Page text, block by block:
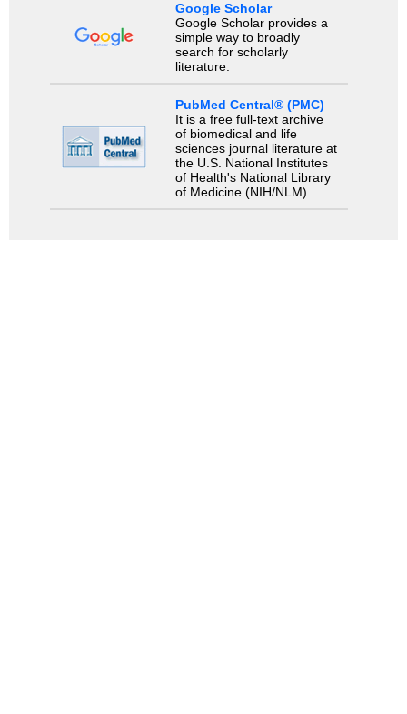
Google Scholar
Google Scholar provides a
simple way to broadly
search for scholarly
literature.
PubMed Central® (PMC)
It is a free full-text archive
of biomedical and life
sciences journal literature at
the U.S. National Institutes
of Health's National Library
of Medicine (NIH/NLM).